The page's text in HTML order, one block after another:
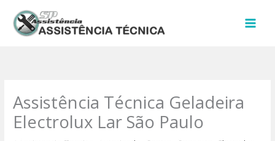
para
Assistência Técnica Geladeira
Electrolux Lar São Paulo